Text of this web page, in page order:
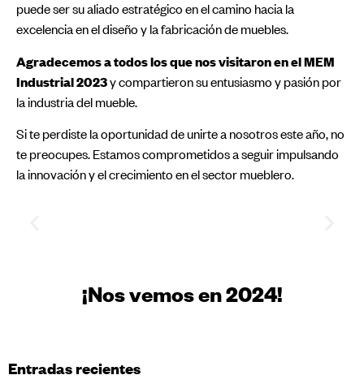
puede ser su aliado estratégico en el camino hacia la
excelencia en el diseño y la fabricación de muebles.
Agradecemos a todos los que nos visitaron en el MEM
Industrial 2023y compartieron su entusiasmo y pasión por
la industria del mueble.
Si te perdiste la oportunidad de unirte a nosotros este año, no
te preocupes. Estamos comprometidos a seguir impulsando
la innovación y el crecimiento en el sector mueblero.
¡Nos vemos en 2024!
Entradas recientes